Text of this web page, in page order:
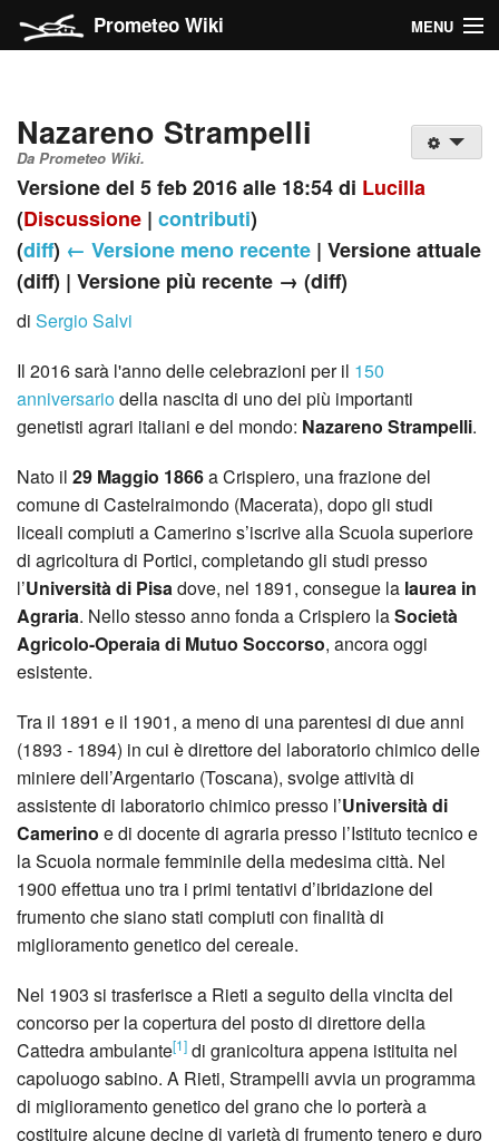
Prometeo Wiki MENU
Categorie del Wiki
Ricerca
Entra
Nazareno Strampelli
Da Prometeo Wiki.
Versione del 5 feb 2016 alle 18:54 di Lucilla
(Discussione | contributi)
(diff) ← Versione meno recente | Versione attuale
(diff) | Versione più recente → (diff)
di Sergio Salvi
Il 2016 sarà l'anno delle celebrazioni per il 150
anniversariodella nascita di uno dei più importanti
genetisti agrari italiani e del mondo: Nazareno Strampelli.
Nato il 29 Maggio 1866a Crispiero, una frazione del
comune di Castelraimondo (Macerata), dopo gli studi
liceali compiuti a Camerino s’iscrive alla Scuola superiore
di agricoltura di Portici, completando gli studi presso
l’Università di Pisadove, nel 1891, consegue la laurea in
Agraria. Nello stesso anno fonda a Crispiero laSocietà
Agricolo-Operaia di Mutuo Soccorso, ancora oggi
esistente.
Tra il 1891 e il 1901, a meno di una parentesi di due anni
(1893 - 1894) in cui è direttore del laboratorio chimico delle
miniere dell’Argentario (Toscana), svolge attività di
assistente di laboratorio chimico presso l’Università di
Camerino e di docente di agraria presso l’Istituto tecnico e
la Scuola normale femminile della medesima città. Nel
1900 effettua uno tra i primi tentativi d’ibridazione del
frumento che siano stati compiuti con finalità di
miglioramento genetico del cereale.
Nel 1903 si trasferisce a Rieti a seguito della vincita del
concorso per la copertura del posto di direttore della
Cattedra ambulante[1] di granicoltura appena istituita nel
capoluogo sabino. A Rieti, Strampelli avvia un programma
di miglioramento genetico del grano che lo porterà a
costituire alcune decine di varietà di frumento tenero e duro